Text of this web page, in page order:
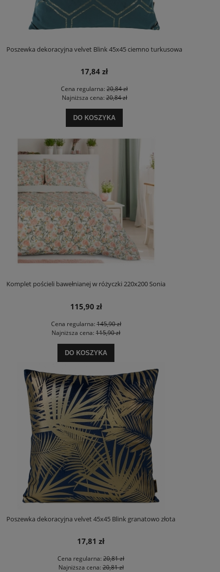
Poszewka dekoracyjna velvet Blink 45x45 ciemno turkusowa
17,84 zł
Cena regularna: 20,84 zł
Najniższa cena:20,84 zł
DO KOSZYKA
Komplet pościeli bawełnianej w różyczki 220x200 Sonia
115,90 zł
Cena regularna:145,90 zł
Najniższa cena: 115,90 zł
DO KOSZYKA
Poszewka dekoracyjna velvet 45x45 Blink granatowo złota
17,81 zł
Cena regularna: 20,81 zł
Najniższa cena:20,81 zł